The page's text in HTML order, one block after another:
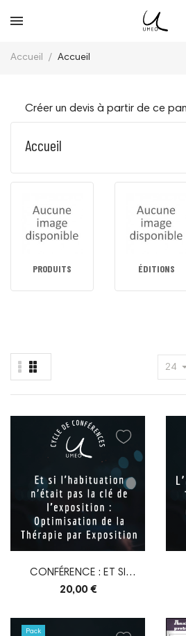
Accueil Accueil
Créer un devis à partir de ce
Accueil
PRODUITS ÉDITIONS
24
CONFÉRENCE : ET SI
L’HABITUATION...
20,00 €
Pack